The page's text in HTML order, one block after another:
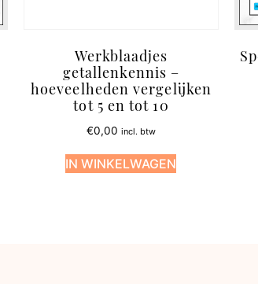
Werkblaadjes
getallenkennis –
hoeveelheden vergelijken
tot 5 en tot 10
€0,00 incl. btw
IN WINKELWAGEN